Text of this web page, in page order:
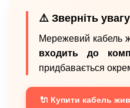
⚠️ Зверніть увагу
Мережевий кабель
входить до
придбавається
🔌 Купити кабель